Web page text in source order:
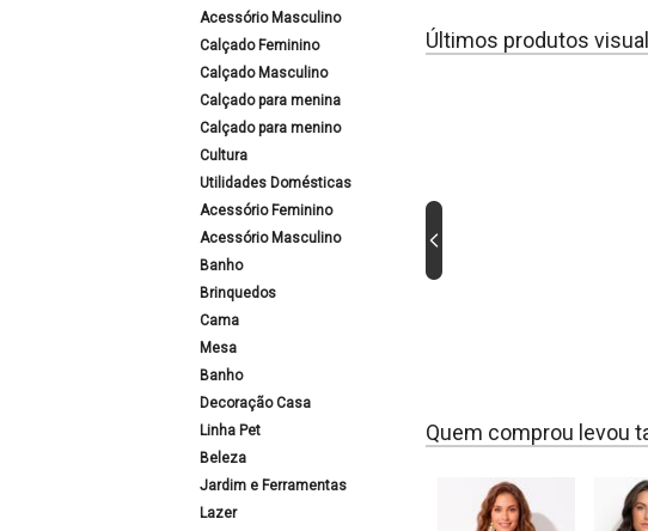
Acessório Masculino
Calçado Feminino
Calçado Masculino
Calçado para menina
Calçado para menino
Cultura
Utilidades Domésticas
Acessório Feminino
Acessório Masculino
Banho
Brinquedos
Cama
Mesa
Banho
Decoração Casa
Linha Pet
Beleza
Jardim e Ferramentas
Lazer
Últimos produtos
Quem comprou levou